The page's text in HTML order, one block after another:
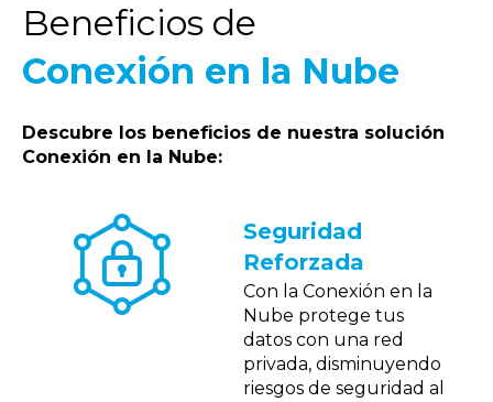
Beneficios de
Conexión en la Nube
Descubre los beneficios de nuestra solución
Conexión en la Nube:
Seguridad
Reforzada
Con la Conexión en la
Nube protege tus
datos con una red
privada, disminuyendo
riesgos de seguridad al